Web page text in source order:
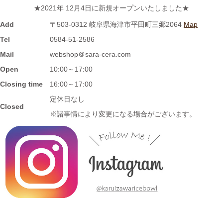
≪おすすめ≫ホカホカご飯をもっとおいしく♪土と炎の香り 信楽
焼のご飯茶碗
2023/7/28
≪再入荷≫窯出し入荷しました♪松助窯 ストレートミニマグカッ
プ ピンクウェーブ釉
≪おすすめ≫暑さに負けない
窯 がっつり小丼
2023/7/13
≪新着商品≫ しのぎのアイテム入荷しました♪オーバルサラダト
★2021年 12月4日に新規オープンいたしました★
Add 〒503-0312 岐阜県海津市平田町三郷2064 Map
Tel
0584-51-2586
Mail
webshop＠sara-cera.com
Open
10:00～17:00
Closing time
16:00～17:00
Closed
定休日なし
※諸事情により変更になる場合がございます。